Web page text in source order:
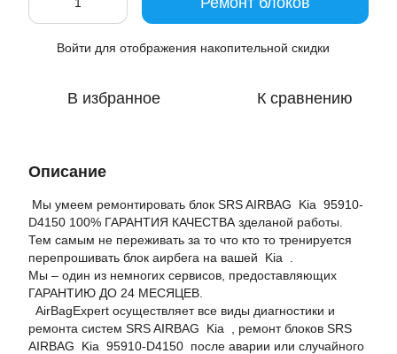
Войти для отображения накопительной скидки
В избранное К сравнению
Описание
Мы умеем ремонтировать блок SRS AIRBAG Kia 95910-
D4150 100% ГАРАНТИЯ КАЧЕСТВА зделаной работы.
Тем самым не переживать за то что кто то тренируется
перепрошивать блок аирбега на вашей Kia .
Мы – один из немногих сервисов, предоставляющих
ГАРАНТИЮ ДО 24 МЕСЯЦЕВ.
AirBagExpert осуществляет все виды диагностики и
ремонта систем SRS AIRBAG Kia , ремонт блоков SRS
AIRBAG Kia 95910-D4150 после аварии или случайного